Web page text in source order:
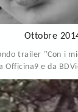
Ottobre
trailer "Con i
Officina9 e da